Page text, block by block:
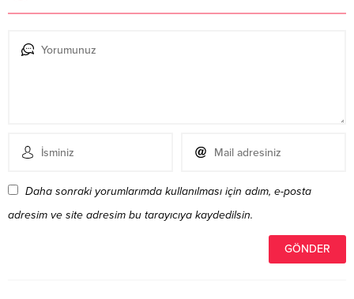
Daha sonraki yorumlarımda kullanılması için adım, e-posta
adresim ve site adresim bu tarayıcıya kaydedilsin.